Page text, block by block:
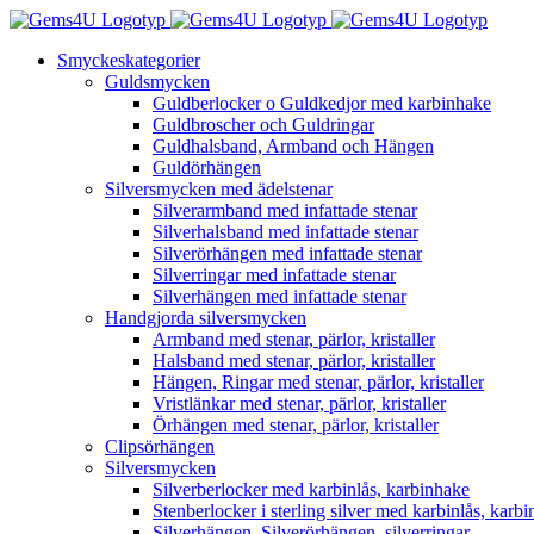
Fortsätt
innehålletSmyckeskategorier
Guldsmycken
Guldberlocker o Guldkedjor med karbinhake
Guldbroscher och Guldringar
Guldhalsband, Armband och Hängen
Guldörhängen
Silversmycken med ädelstenar
Silverarmband med infattade stenar
Silverhalsband med infattade stenar
Silverörhängen med infattade stenar
Silverringar med infattade stenar
Silverhängen med infattade stenar
Handgjorda silversmycken
Armband med stenar, pärlor, kristaller
Halsband med stenar, pärlor, kristaller
Hängen, Ringar med stenar, pärlor, kristaller
Vristlänkar med stenar, pärlor, kristaller
Örhängen med stenar, pärlor, kristaller
Clipsörhängen
Silversmycken
Silverberlocker med karbinlås, karbinhake
Stenberlocker i sterling silver med karbinlås,